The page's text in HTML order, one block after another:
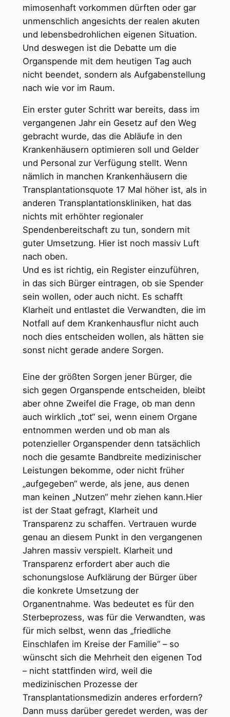
mimosenhaft vorkommen dürften oder gar
unmenschlich angesichts der realen akuten
und lebensbedrohlichen eigenen Situation.
Und deswegen ist die Debatte um die
Organspende mit dem heutigen Tag auch
nicht beendet, sondern als Aufgabenstellung
nach wie vor im Raum.
Ein erster guter Schritt war bereits, dass im
vergangenen Jahr ein Gesetz auf den Weg
gebracht wurde, das die Abläufe in den
Krankenhäusern optimieren soll und Gelder
und Personal zur Verfügung stellt. Wenn
nämlich in manchen Krankenhäusern die
Transplantationsquote 17 Mal höher ist, als in
anderen Transplantationskliniken, hat das
nichts mit erhöhter regionaler
Spendenbereitschaft zu tun, sondern mit
guter Umsetzung. Hier ist noch massiv Luft
nach oben.
Und es ist richtig, ein Register einzuführen,
in das sich Bürger eintragen, ob sie Spender
sein wollen, oder auch nicht. Es schafft
Klarheit und entlastet die Verwandten, die im
Notfall auf dem Krankenhausflur nicht auch
noch dies entscheiden wollen, als hätten sie
sonst nicht gerade andere Sorgen.
Eine der größten Sorgen jener Bürger, die
sich gegen Organspende entscheiden, bleibt
aber ohne Zweifel die Frage, ob man denn
auch wirklich „tot“ sei, wenn einem Organe
entnommen werden und ob man als
potenzieller Organspender denn tatsächlich
noch die gesamte Bandbreite medizinischer
Leistungen bekomme, oder nicht früher
„aufgegeben“ werde, als jene, aus denen
man keinen „Nutzen“ mehr ziehen kann.Hier
ist der Staat gefragt, Klarheit und
Transparenz zu schaffen. Vertrauen wurde
genau an diesem Punkt in den vergangenen
Jahren massiv verspielt. Klarheit und
Transparenz erfordert aber auch die
schonungslose Aufklärung der Bürger über
die konkrete Umsetzung der
Organentnahme. Was bedeutet es für den
Sterbeprozess, was für die Verwandten, was
für mich selbst, wenn das „friedliche
Einschlafen im Kreise der Familie“ – so
wünscht sich die Mehrheit den eigenen Tod
– nicht stattfinden wird, weil die
medizinischen Prozesse der
Transplantationsmedizin anderes erfordern?
Dann muss darüber geredet werden, was der